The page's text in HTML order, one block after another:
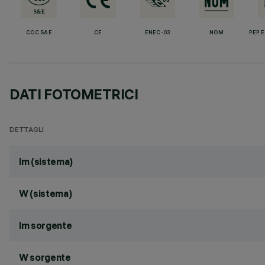
CCC S&E CE ENEC-03 NOM PEP
DATI FOTOMETRICI
DETTAGLI
lm (sistema)
W (sistema)
lm sorgente
W sorgente